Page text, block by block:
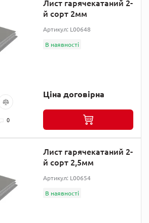
0
Лист гарячекатаний 2-
й сорт 2мм
Артикул: L00648
В наявності
Ціна договірна
Лист гарячекатаний 2-
й сорт 2,5мм
Артикул: L00654
В наявності